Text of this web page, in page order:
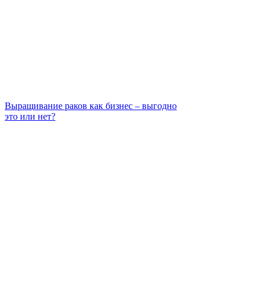
Выращивание раков как бизнес – выгодно
это или нет?